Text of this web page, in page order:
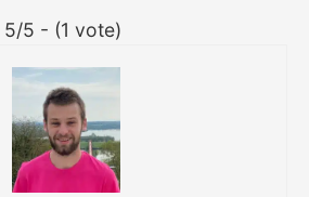
5/5 - (1 vote)